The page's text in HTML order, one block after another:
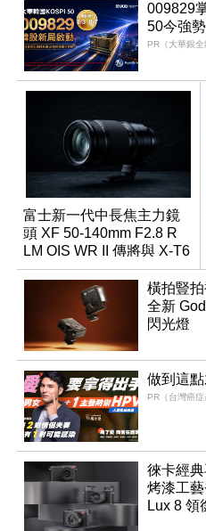
009829
50今強
PR（大華銀全
富士新一代中長焦主力鏡
頭 XF 50-140mm F2.8 R
LM OIS WR II 傳將與 X-T6
同步亮相
橫拍豎
全新
閃光燈
做到這
PR（台灣癌症
徠卡經
烤漆工
Lux 8 領